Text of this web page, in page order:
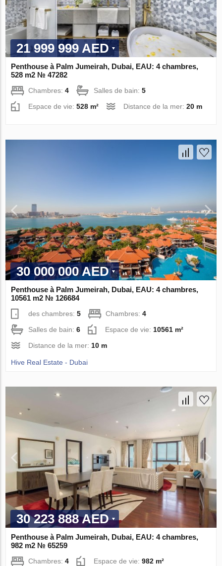
21 999 999 AED
Penthouse à Palm Jumeirah, Dubai, EAU: 4 chambres,
528 m2 № 47282
Chambres:4 Salles de bain:5
Espace de vie:528 m² Distance de la mer:20 m
30 000 000 AED
Penthouse à Palm Jumeirah, Dubai, EAU: 4 chambres,
10561 m2 № 126684
des chambres:5 Chambres:4
Salles de bain:6 Espace de vie:10561 m²
Distance de la mer:10 m
Hive Real Estate - Dubai
30 223 888 AED
Penthouse à Palm Jumeirah, Dubai, EAU: 4 chambres,
982 m2 № 65259
Chambres:4 Espace de vie:982 m²